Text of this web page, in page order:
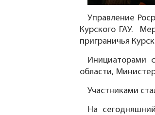
Управление
Курского ГАУ.
приграничья
Инициаторами
области,
Участниками
На